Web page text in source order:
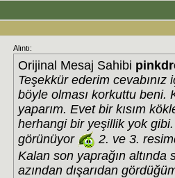
Alıntı:
Orijinal Mesaj Sahibi
Teşekkür ederim
böyle olması korkuttu beni.
yaparım. Evet bir kısım
herhangi bir yeşillik yok
görünüyor
2. ve 3.
Kalan son yaprağın
azından dışarıdan